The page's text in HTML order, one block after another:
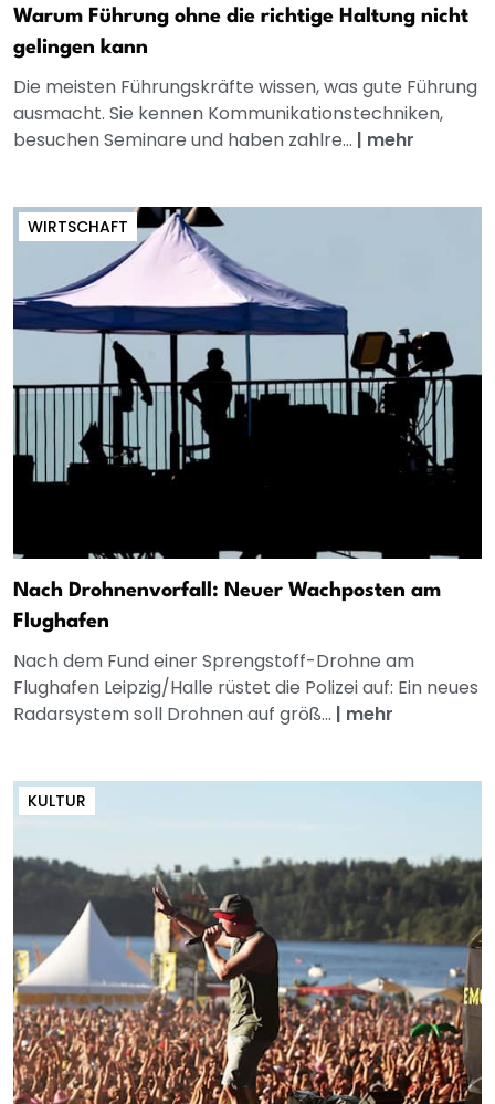
Warum Führung ohne die richtige Haltung nicht
gelingen kann
Die meisten Führungskräfte wissen, was gute Führung
ausmacht. Sie kennen Kommunikationstechniken,
besuchen Seminare und haben zahlre... | mehr
WIRTSCHAFT
Nach Drohnenvorfall: Neuer Wachposten am
Flughafen
Nach dem Fund einer Sprengstoff-Drohne am
Flughafen Leipzig/Halle rüstet die Polizei auf: Ein neues
Radarsystem soll Drohnen auf größ... | mehr
KULTUR